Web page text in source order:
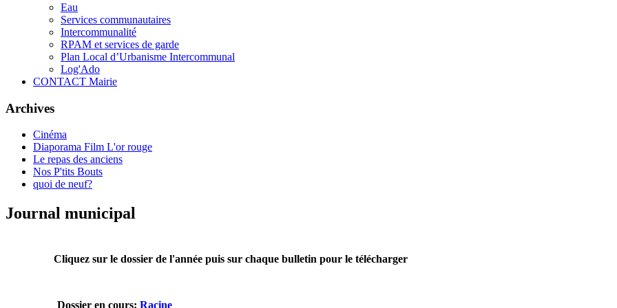
Eau
Services communautaires
Intercommunalité
RPAM et services de garde
Plan Local d’Urbanisme Intercommunal
Log'Ado
CONTACT Mairie
Archives
Cinéma
Diaporama Film L'or rouge
Le repas des anciens
Nos P'tits Bouts
quoi de neuf?
Journal municipal
Cliquez sur le dossier de l'année puis sur chaque bulletin pour le télécharger
Dossier en cours: Racine